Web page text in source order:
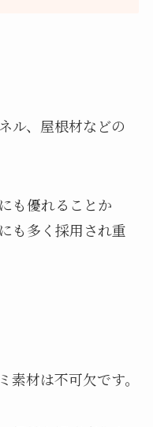
ル、屋根材などの
も優れることか
も多く採用され重
材は不可欠です。